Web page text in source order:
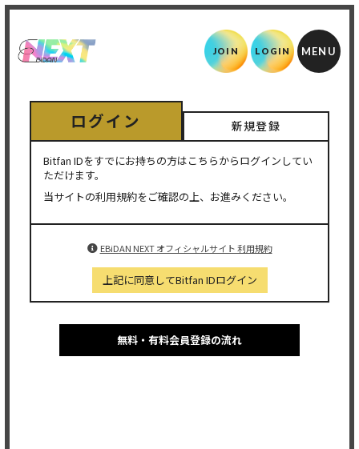
JOIN LOGIN
ログイン 新規登録
Bitfan IDをすでにお持ちの方はこちらからログインしてい
ただけます。
当サイトの利用規約をご確認の上、お進みください。
EBiDAN NEXT オフィシャルサイト 利用規約
上記に同意してBitfan IDログイン
無料・有料会員登録の流れ